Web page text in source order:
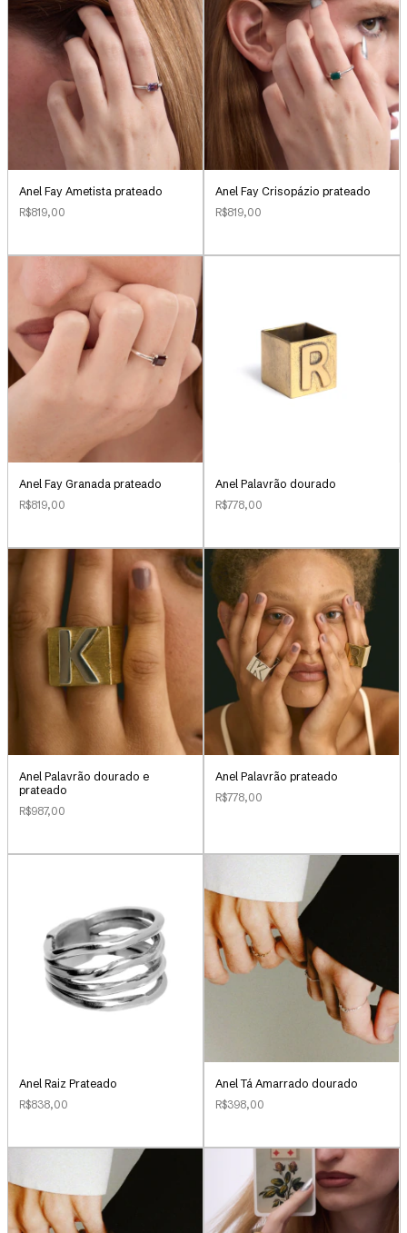
Anel Fay Ametista prateado
R$819,00
Anel Fay Crisopázio prateado
R$819,00
Anel Fay Granada prateado
R$819,00
Anel Palavrão dourado
R$778,00
Anel Palavrão dourado e
prateado
R$987,00
Anel Palavrão prateado
R$778,00
Anel Raiz Prateado
R$838,00
Anel Tá Amarrado dourado
R$398,00